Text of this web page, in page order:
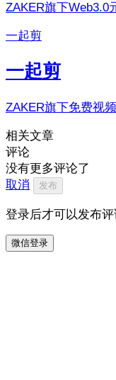
ZAKER旗下Web3.0
一起剪
一起剪
ZAKER旗下免费视
相关文章
评论
没有更多评论了
取消
发布
登录后才可以发布
微信登录